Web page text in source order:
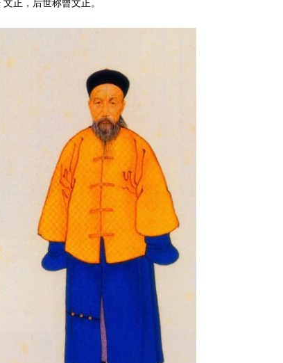
正，后世称曾文正。